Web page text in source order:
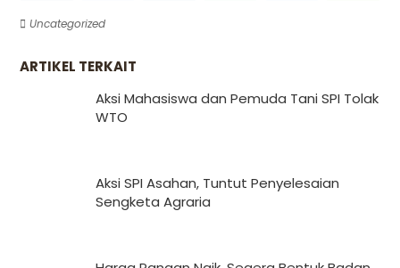
Uncategorized
ARTIKEL TERKAIT
Aksi Mahasiswa dan Pemuda Tani SPI Tolak
WTO
Aksi SPI Asahan, Tuntut Penyelesaian
Sengketa Agraria